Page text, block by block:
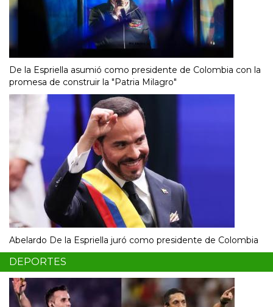
De la Espriella asumió como presidente de Colombia con la
promesa de construir la "Patria Milagro"
Abelardo De la Espriella juró como presidente de Colombia
DEPORTES